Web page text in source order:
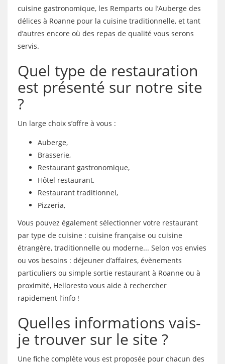
cuisine gastronomique, les Remparts ou l’Auberge des
délices à Roanne pour la cuisine traditionnelle, et tant
d’autres encore où des repas de qualité vous serons
servis.
Quel type de restauration
est présenté sur notre site
?
Un large choix s’offre à vous :
Auberge,
Brasserie,
Restaurant gastronomique,
Hôtel restaurant,
Restaurant traditionnel,
Pizzeria,
Vous pouvez également sélectionner votre restaurant
par type de cuisine : cuisine française ou cuisine
étrangère, traditionnelle ou moderne... Selon vos envies
ou vos besoins : déjeuner d’affaires, évènements
particuliers ou simple sortie restaurant à Roanne ou à
proximité, Helloresto vous aide à rechercher
rapidement l’info !
Quelles informations vais-
je trouver sur le site ?
Une fiche complète vous est proposée pour chacun des